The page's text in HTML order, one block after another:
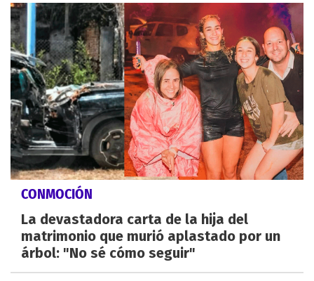
CONMOCIÓN
La devastadora carta de la hija del
matrimonio que murió aplastado por un
árbol: "No sé cómo seguir"